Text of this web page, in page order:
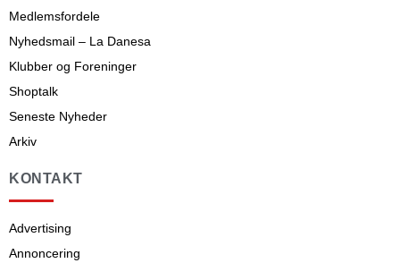
Medlemsfordele
Nyhedsmail – La Danesa
Klubber og Foreninger
Shoptalk
Seneste Nyheder
Arkiv
KONTAKT
Advertising
Annoncering